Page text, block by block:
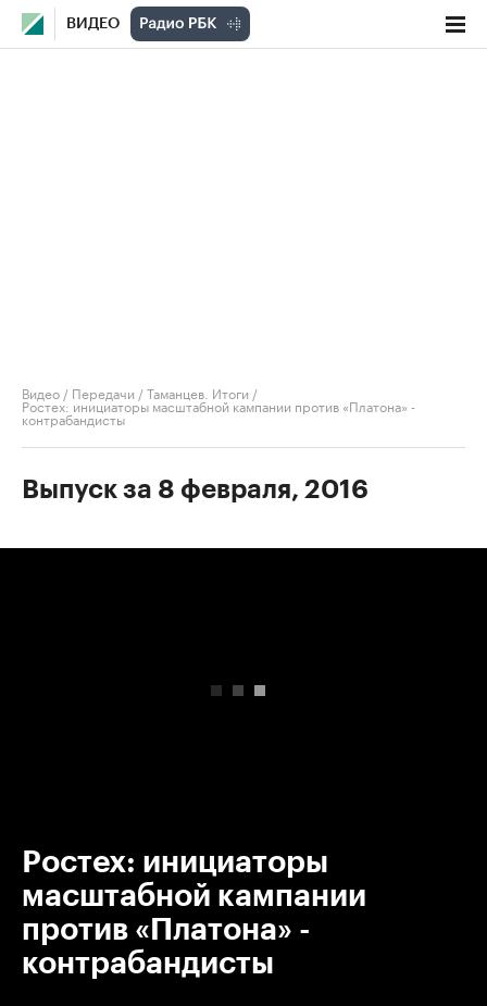
ВИДЕО
Видео / Передачи /Таманцев. Итоги /
Ростех: инициаторы масштабной кампании против «Платона» -
контрабандисты
Выпуск за 8 февраля, 2016
Ростех: инициаторы
масштабной кампании
против «Платона» -
контрабандисты